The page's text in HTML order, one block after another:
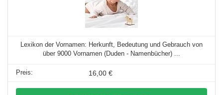
Lexikon der Vornamen: Herkunft, Bedeutung und Gebrauch von
über 9000 Vornamen (Duden - Namenbücher) ...
16,00 €